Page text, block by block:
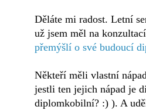
Děláte mi radost. Letní
už jsem měl na
přemýšlí o své budoucí
Někteří měli vlastní
jestli ten jejich nápad je
diplomkobilní? :) ). A